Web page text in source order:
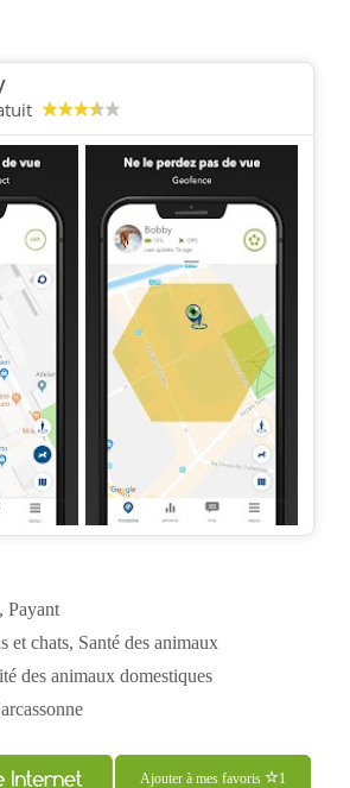
Payant
et chats, Santé des animaux
des animaux domestiques
Ajouter à mes favoris 1